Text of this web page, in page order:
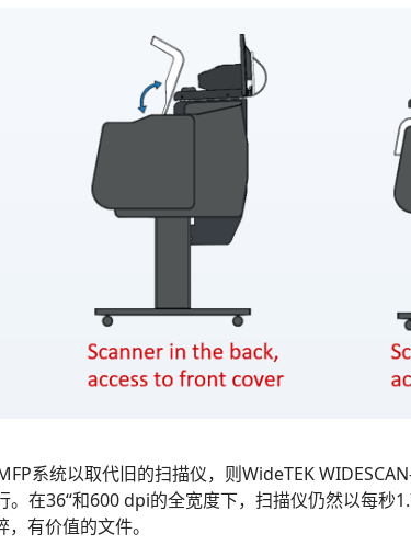
系统以取代旧的扫描仪，则WideTEK
在36“和600 dpi的全宽度下，扫描仪仍然以每秒
有价值的文件。